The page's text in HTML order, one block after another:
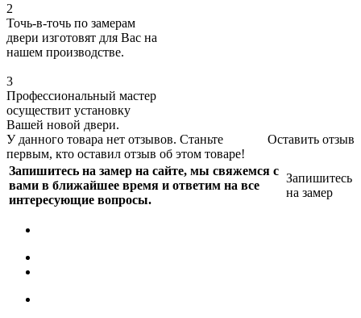
2
Точь-в-точь по замерам
двери изготовят для Вас на
нашем производстве.
3
Профессиональный мастер
осуществит установку
Вашей новой двери.
Оставить отзыв
У данного товара нет отзывов. Станьте
первым, кто оставил отзыв об этом товаре!
Запишитесь на замер на сайте, мы свяжемся с
вами в ближайшее время и ответим на все
интересующие вопросы.
Запишитесь
на замер